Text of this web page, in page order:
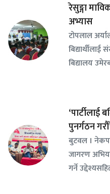
रेसुङ्गा
अभ्यास
टोपलाल
बिद्यालय
‘पार्टीलाई
पुनर्गठन
बुटवल ।
जागरण
गर्ने